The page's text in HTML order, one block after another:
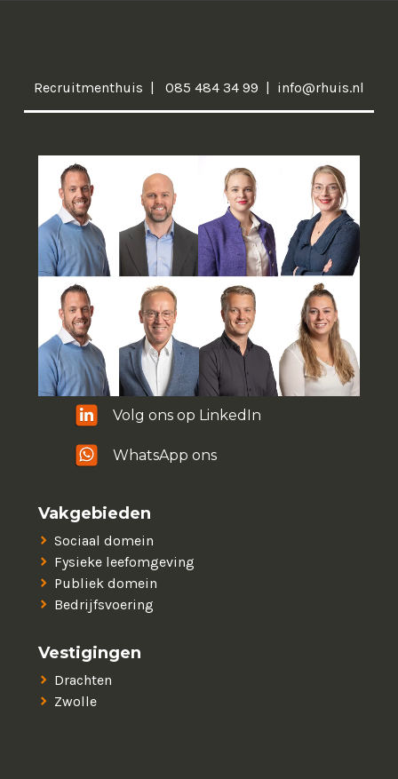
Recruitmenthuis 085 484 34 99 info@rhuis.nl
Volg ons op LinkedIn
WhatsApp ons
Vakgebieden
Sociaal domein
Fysieke leefomgeving
Publiek domein
Bedrijfsvoering
Vestigingen
Drachten
Zwolle